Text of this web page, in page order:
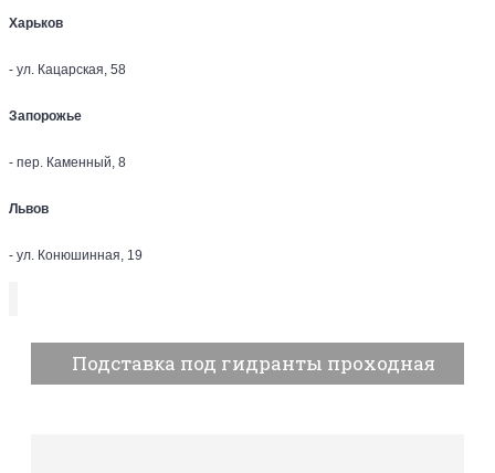
Харьков
- ул. Кацарская, 58
Запорожье
- пер. Каменный, 8
Львов
- ул. Конюшинная, 19
Подставка под гидранты проходная